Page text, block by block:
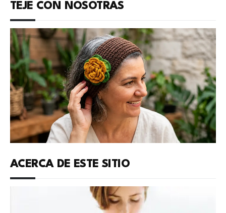
TEJE CON NOSOTRAS
ACERCA DE ESTE SITIO